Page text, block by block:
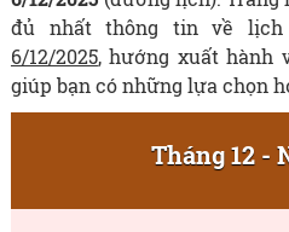
đủ nhất thông tin về lịch
6/12/2025, hướng xuất hành
giúp bạn có những lựa chọn
Tháng 12 -